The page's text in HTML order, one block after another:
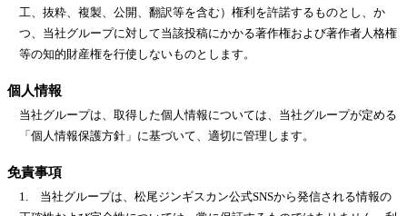
工、抜粋、複製、公開、翻訳等を含む）権利を許諾するものとし、か
つ、当社グループに対して当該投稿にかかる著作権および著作者人格権
等の知的財産権を行使しないものとします。
個人情報
当社グループは、取得した個人情報については、当社グループが定める
「個人情報保護方針」に基づいて、適切に管理します。
免責事項
1. 当社グループは、松尾ジンギスカン公式SNSから発信される情報の